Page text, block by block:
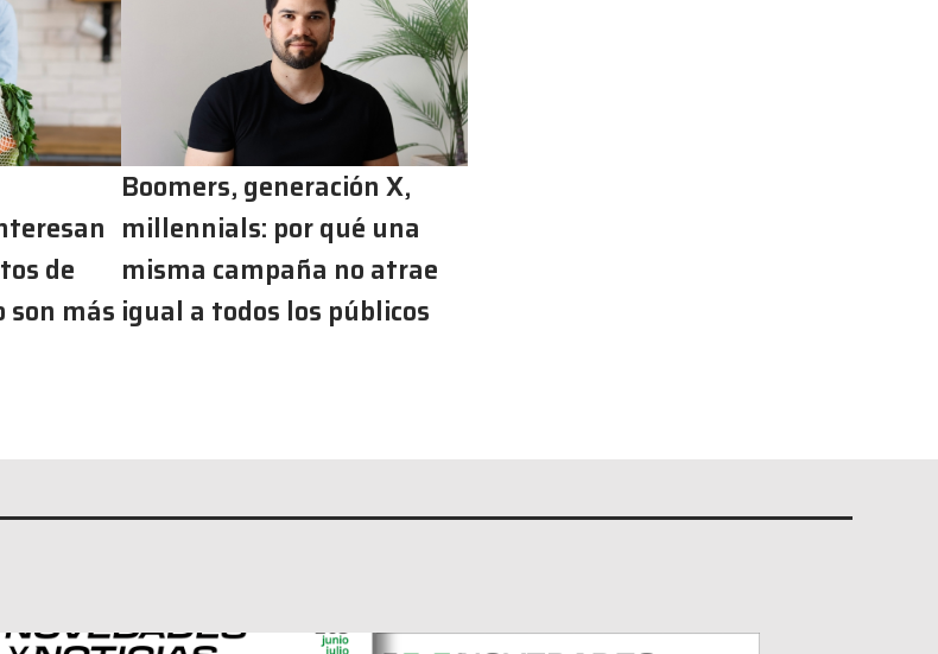
de
más
Boomers, generación X,
millennials: por qué una
misma campaña no atrae
igual a todos los públicos